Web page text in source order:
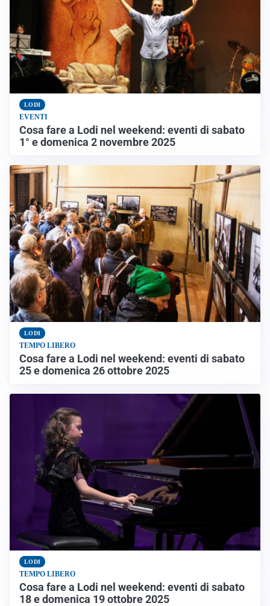
LODI
EVENTI
Cosa fare a Lodi nel weekend: eventi di sabato
1° e domenica 2 novembre 2025
LODI
TEMPO LIBERO
Cosa fare a Lodi nel weekend: eventi di sabato
25 e domenica 26 ottobre 2025
LODI
TEMPO LIBERO
Cosa fare a Lodi nel weekend: eventi di sabato
18 e domenica 19 ottobre 2025